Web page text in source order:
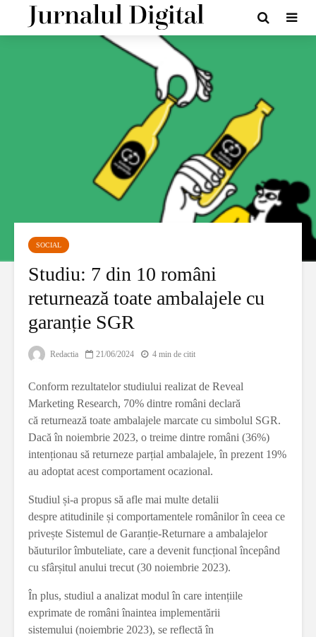
SOCIAL
Studiu: 7 din 10 români
returnează toate ambalajele cu
garanție SGR
Redactia 21/06/2024 4 min de citit
Conform rezultatelor studiului realizat de Reveal
Marketing Research, 70% dintre români declară
că returnează toate ambalajele marcate cu simbolul SGR.
Dacă în noiembrie 2023, o treime dintre români (36%)
intenționau să returneze parțial ambalajele, în prezent 19%
au adoptat acest comportament ocazional.
Studiul și-a propus să afle mai multe detalii
despre atitudinile și comportamentele românilor în ceea ce
privește Sistemul de Garanție-Returnare a ambalajelor
băuturilor îmbuteliate, care a devenit funcțional începând
cu sfârșitul anului trecut (30 noiembrie 2023).
În plus, studiul a analizat modul în care intențiile
exprimate de români înaintea implementării
sistemului (noiembrie 2023), se reflectă în